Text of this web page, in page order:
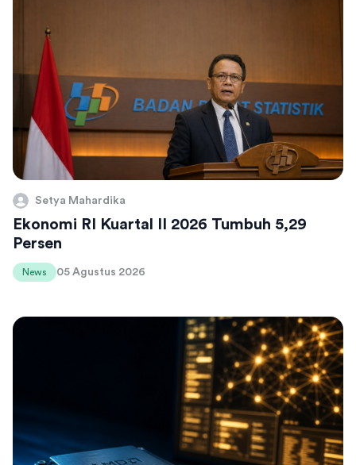
Setya Mahardika
Ekonomi RI Kuartal II 2026 Tumbuh 5,29
Persen
News 05 Agustus 2026